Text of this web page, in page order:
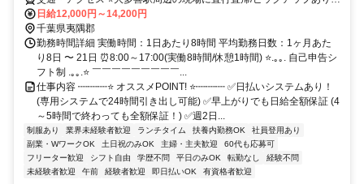
移動の心配は不要です♪
日給12,000円～14,200円
千葉県夷隅郡
勤務時間詳細 実働時間：1日あたり8時間 平均勤務日数：1ヶ月あた
り8日 〜 21日 ⏰8:00～17:00(実働8時間/休憩1時間) ⭐.｡｡. 自己申告シ
フト制 .｡｡.⭐ ￣￣￣￣￣￣￣￣￣...
仕事内容 ┉┉┉⭐ オススメPOINT! ⭐┉┉┉ ✅日払いシステムあり！
(専用システムで24時間引き出し可能) ✅早上がりでも日給全額保証 (4
～5時間で終わっても全額保証！) ✅週2日...
制服あり 業界未経験者歓迎 ランチタイム 扶養内勤務OK
社員登用あり
副業・WワークOK
土日祝のみOK 主婦・主夫歓迎
60代も応募可
フリーター歓迎
シフト自由 学歴不問 平日のみOK 転勤なし
経験不問
未経験者歓迎
午前 経験者歓迎 即日払いOK 有資格者歓迎